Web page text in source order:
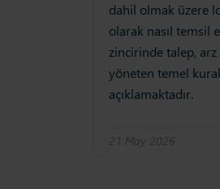
dahil olmak üzere
olarak nasıl temsil
zincirinde talep,
yöneten temel
açıklamaktadır.
21 May 2026